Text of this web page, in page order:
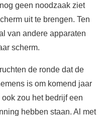
geen noodzaak ziet
uit te brengen. Ten
van andere apparaten
scherm.
de ronde dat de
is om komend jaar
zou het bedrijf een
hebben staan. Al met